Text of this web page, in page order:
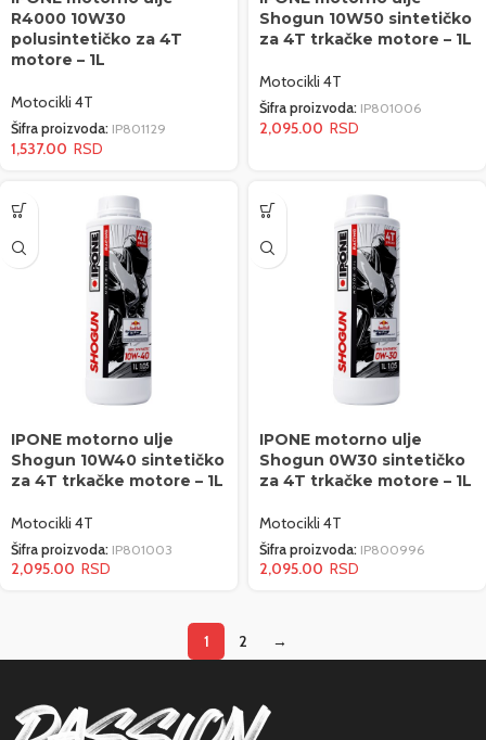
R4000 10W30
polusintetičko za 4T
motore – 1L
Motocikli 4T
Šifra proizvoda: IP801129
1,537.00
Shogun 10W50 sintetičko
za 4T trkačke motore – 1L
Motocikli 4T
Šifra proizvoda: IP801006
2,095.00
IPONE motorno ulje
Shogun 10W40 sintetičko
za 4T trkačke motore – 1L
Motocikli 4T
Šifra proizvoda: IP801003
2,095.00
IPONE motorno ulje
Shogun 0W30 sintetičko
za 4T trkačke motore – 1L
Motocikli 4T
Šifra proizvoda: IP800996
2,095.00
1 2 →